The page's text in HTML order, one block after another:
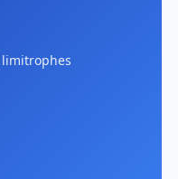
limitrophes